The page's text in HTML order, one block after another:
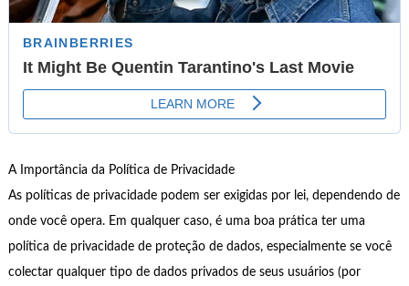
A Importância da Política de Privacidade
As políticas de privacidade podem ser exigidas por lei, dependendo de
onde você opera. Em qualquer caso, é uma boa prática ter uma
política de privacidade de proteção de dados, especialmente se você
colectar qualquer tipo de dados privados de seus usuários (por